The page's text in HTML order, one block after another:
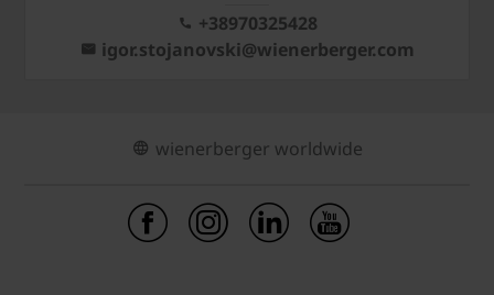
+38970325428
igor.stojanovski@wienerberger.com
wienerberger worldwide